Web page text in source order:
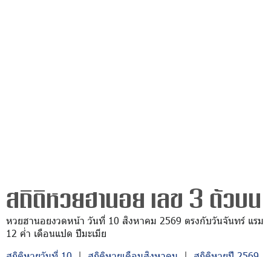
สถิติหวยฮานอย เลข 3 ตัวบน
หวยฮานอยงวดหน้า วันที่ 10 สิงหาคม 2569 ตรงกับวันจันทร์ แรม
12 ค่ำ เดือนแปด ปีมะเมีย